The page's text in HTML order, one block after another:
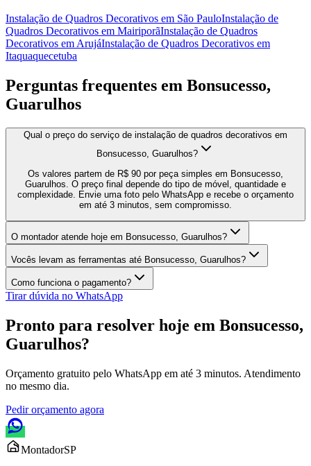
Instalação de Quadros Decorativos em São PauloInstalação de
Quadros Decorativos em MairiporãInstalação de Quadros
Decorativos emArujáInstalação de Quadros Decorativos em
Itaquaquecetuba
Perguntas frequentes em Bonsucesso,
Guarulhos
Qual o preço do serviço de instalação de quadros decorativos em
Bonsucesso, Guarulhos?
Os valores partem de R$ 90 por peça simples em Bonsucesso,
Guarulhos. O preço final depende do tipo de móvel, quantidade e
complexidade. Envie uma foto pelo WhatsApp e recebe o orçamento
em até 3 minutos, sem compromisso.
O montador atende hoje em Bonsucesso, Guarulhos?
Vocês levam as ferramentas até Bonsucesso, Guarulhos?
Como funciona o pagamento?
Tirar dúvida no WhatsApp
Pronto para resolver hoje em Bonsucesso,
Guarulhos?
Orçamento gratuito pelo WhatsApp em até 3 minutos. Atendimento
no mesmo dia.
Pedir orçamento agora
MontadorSP